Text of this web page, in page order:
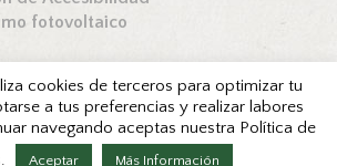
fotovoltaico
Basaguren 2026. Todos los
by
cookies de terceros para optimizar tu
a tus preferencias y realizar labores
navegando aceptas nuestra Política de
Aceptar Más Información